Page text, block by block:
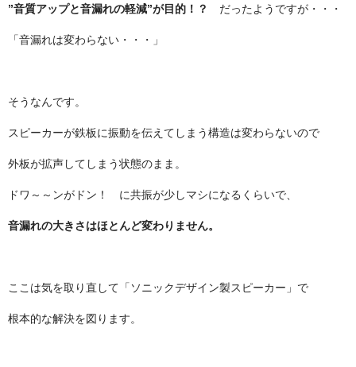
”音質アップと音漏れの軽減”が目的！？ だったようですが・・・
「音漏れは変わらない・・・」
そうなんです。
スピーカーが鉄板に振動を伝えてしまう構造は変わらないので
外板が拡声してしまう状態のまま。
ドワ～～ンがドン！ に共振が少しマシになるくらいで、
音漏れの大きさはほとんど変わりません。
ここは気を取り直して「ソニックデザイン製スピーカー」で
根本的な解決を図ります。